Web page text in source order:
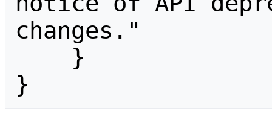
changes."
}